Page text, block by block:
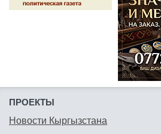
ПРОЕКТЫ
Новости Кыргызстана